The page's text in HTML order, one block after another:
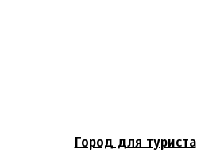
Город для туриста